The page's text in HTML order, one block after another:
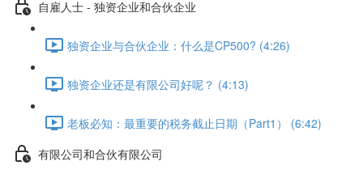
自雇人士 - 独资企业和合伙企业
独资企业与合伙企业：什么是CP500? (4:26)
独资企业还是有限公司好呢？ (4:13)
老板必知：最重要的税务截止日期（Part1） (6:42)
有限公司和合伙有限公司